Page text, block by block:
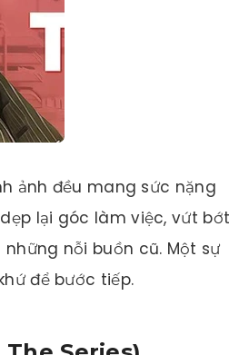
ảnh đều mang sức nặng
lại góc làm việc, vứt bớt
nỗi buồn cũ. Một sự
để bước tiếp.